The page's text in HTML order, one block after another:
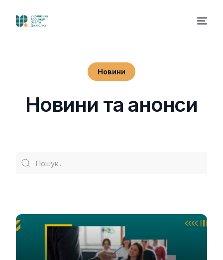
Новини
Новини та анонси